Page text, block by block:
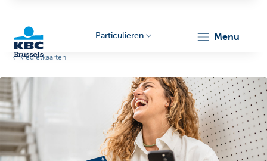
Particulieren menu
Kredietkaarten